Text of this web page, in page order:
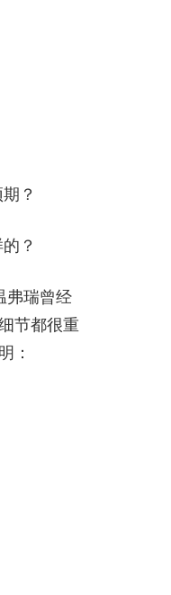
？
？
弗瑞曾经
节都很重
：